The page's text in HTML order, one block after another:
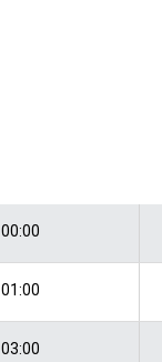
00:00
01:00
03:00